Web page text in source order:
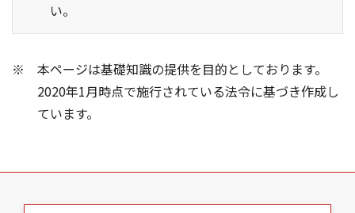
い。
本ページは基礎知識の提供を目的としております。
2020年1月時点で施行されている法令に基づき作成し
ています。
こ